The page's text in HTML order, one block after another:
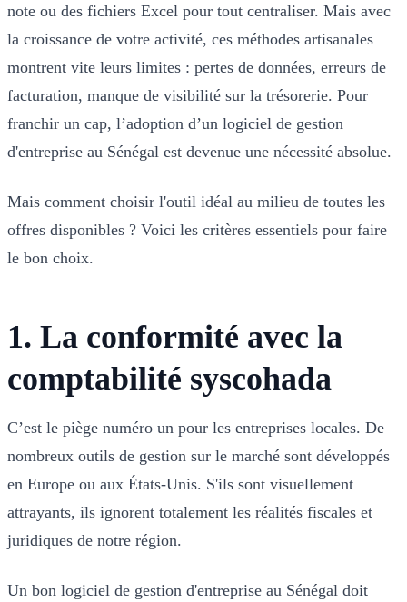
note ou des fichiers Excel pour tout centraliser. Mais avec
la croissance de votre activité, ces méthodes artisanales
montrent vite leurs limites : pertes de données, erreurs de
facturation, manque de visibilité sur la trésorerie. Pour
franchir un cap, l’adoption d’un logiciel de gestion
d'entreprise au Sénégal est devenue une nécessité absolue.
Mais comment choisir l'outil idéal au milieu de toutes les
offres disponibles ? Voici les critères essentiels pour faire
le bon choix.
1. La conformité avec la
comptabilité syscohada
C’est le piège numéro un pour les entreprises locales. De
nombreux outils de gestion sur le marché sont développés
en Europe ou aux États-Unis. S'ils sont visuellement
attrayants, ils ignorent totalement les réalités fiscales et
juridiques de notre région.
Un bon logiciel de gestion d'entreprise au Sénégal doit